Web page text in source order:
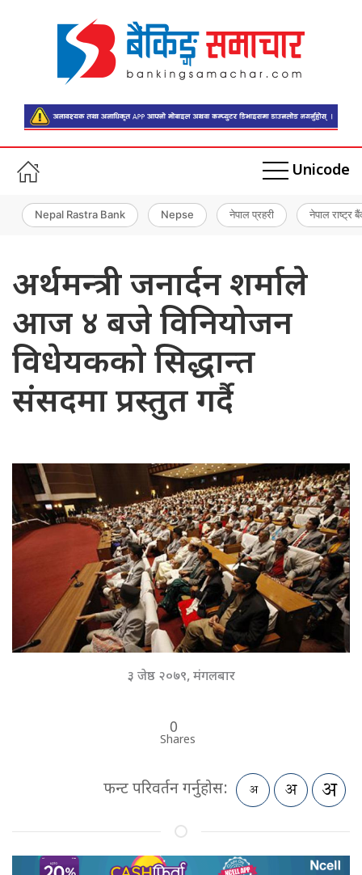
Unicode
Nepal Rastra Bank Nepse नेपाल प्रहरी नेपाल राष्ट्र
अर्थमन्त्री जनार्दन शर्माले
आज ४ बजे विनियोजन
विधेयकको सिद्धान्त
संसदमा प्रस्तुत गर्दै
३ जेष्ठ २०७९, मंगलबार
0
Shares
फन्ट परिवर्तन गर्नुहोस: